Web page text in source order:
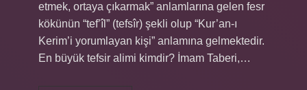
etmek, ortaya çıkarmak” anlamlarına gelen fesr
kökünün “tef’îl” (tefsîr) şekli olup “Kur’an-ı
Kerim’i yorumlayan kişi” anlamına gelmektedir.
En büyük tefsir alimi kimdir? İmam Taberi,…